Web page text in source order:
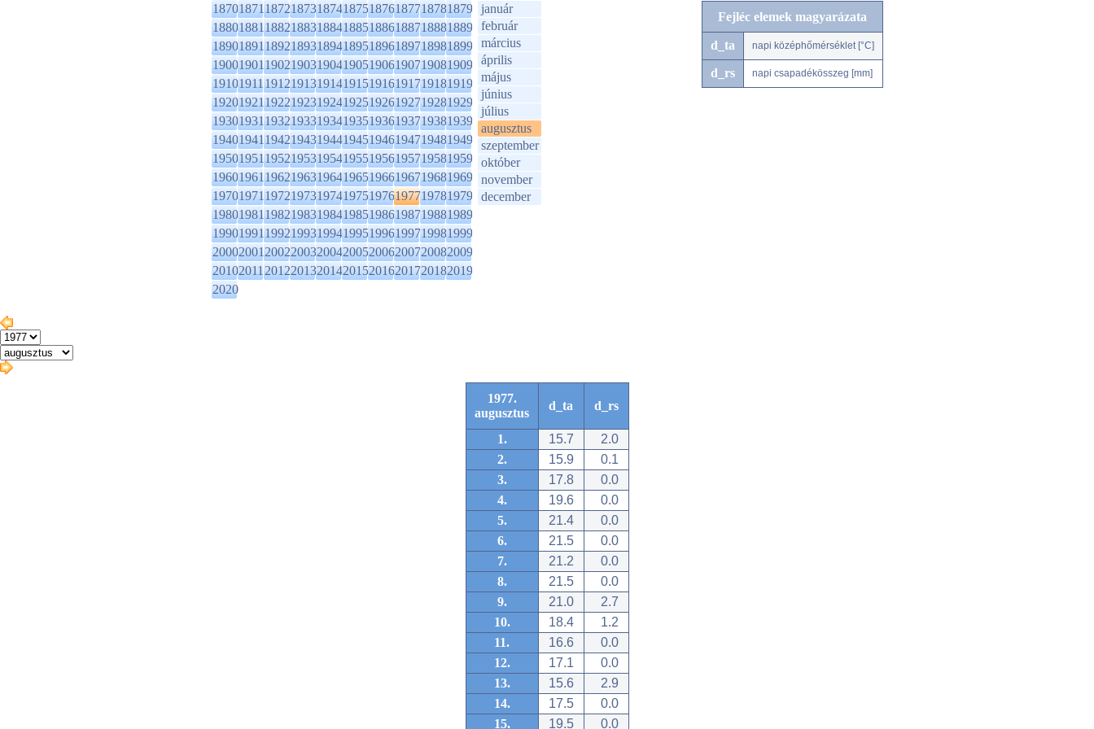
1870187118721873187418751876187718781879
1880188118821883188418851886188718881889
1890189118921893189418951896189718981899
1900190119021903190419051906190719081909
1910191119121913191419151916191719181919
1920192119221923192419251926192719281929
1930193119321933193419351936193719381939
1940194119421943194419451946194719481949
1950195119521953195419551956195719581959
1960196119621963196419651966196719681969
1970197119721973197419751976197719781979
1980198119821983198419851986198719881989
1990199119921993199419951996199719981999
2000200120022003200420052006200720082009
2010201120122013201420152016201720182019
2020
január
február
március
április
május
június
július
augusztus
szeptember
október
november
december
Fejléc elemek magyarázata
d_ta napi középhőmérséklet [°C]
d_rs napi csapadékösszeg [mm]
1977.
augusztus
d_ta d_rs
1. 15.7
2.0
2.
15.9
0.1
3.
17.8
0.0
4.
19.6
0.0
5.
21.4
0.0
6.
21.5
0.0
7.
21.2
0.0
8.
21.5
0.0
9.
21.0
2.7
10.
18.4
1.2
11.
16.6
0.0
12.
17.1
0.0
13.
15.6
2.9
14.
17.5
0.0
15.
19.5 0.0